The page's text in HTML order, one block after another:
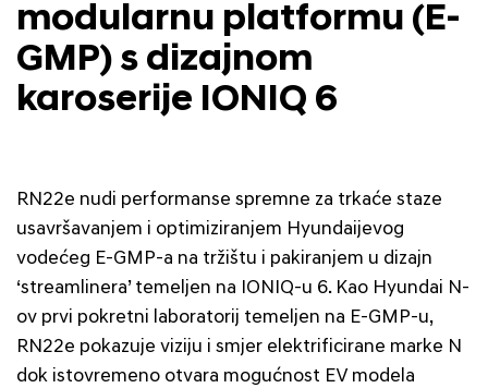
modularnu platformu (E-
GMP) s dizajnom
karoserije IONIQ 6
RN22e nudi performanse spremne za trkaće staze
usavršavanjem i optimiziranjem Hyundaijevog
vodećeg E-GMP-a na tržištu i pakiranjem u dizajn
‘streamlinera’ temeljen na IONIQ-u 6. Kao Hyundai N-
ov prvi pokretni laboratorij temeljen na E-GMP-u,
RN22e pokazuje viziju i smjer elektrificirane marke N
dok istovremeno otvara mogućnost EV modela